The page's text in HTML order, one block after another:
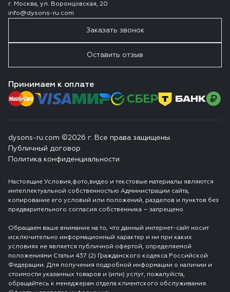
г. Москва, ул. Воронцовская, 20
info@dysons-ru.com
Заказать звонок
Оставить отзыв
Принимаем к оплате
dysons-ru.com ©2026 г. Все права защищены.
Публичный договор
Политика конфиденциальности
Настоящие Условия,фото,видео и текстовые материалы являются
интеллектуальной собственностью Администрации сайта,
копирование его условий или положений, разделов и пунктов без
предварительного согласия собственника – запрещено.
Обращаем ваше внимание на то, что данный интернет-сайт носит
исключительно информационный характер и ни при каких
условиях не является публичной офертой, определяемой
положениями Статьи 437 (2) Гражданского кодекса Российской
Федерации. Для получения подробной информации о наличии и
стоимости указанных товаров и (или) услуг, пожалуйста,
обращайтесь к менеджерам отдела клиентского обслуживания.